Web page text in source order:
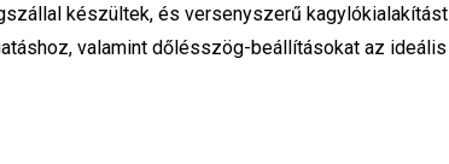
készültek, és versenyszerű kagylókialakítást
valamint dőlésszög-beállításokat az ideális